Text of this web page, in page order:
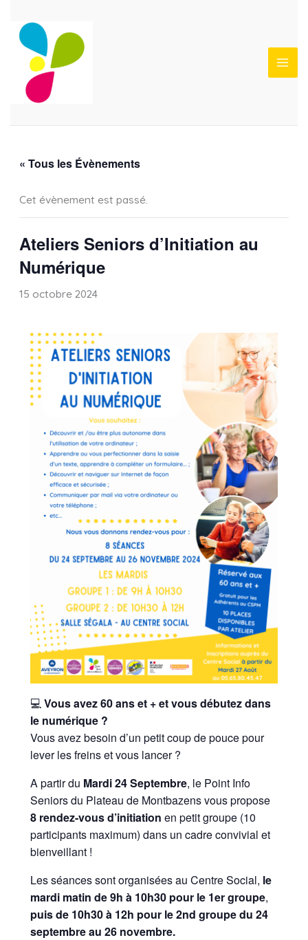
contenu
« Tous les Évènements
Cet évènement est passé.
Ateliers Seniors d’Initiation au
Numérique
15 octobre 2024
💻Vous avez 60 ans et + et vous débutez dans
le numérique ?
Vous avez besoin d’un petit coup de pouce pour
lever les freins et vous lancer ?
A partir du Mardi 24 Septembre, le Point Info
Seniors du Plateau de Montbazens vous propose
8 rendez-vous d’initiation en petit groupe (10
participants maximum) dans un cadre convivial et
bienveillant !
Les séances sont organisées au Centre Social, le
mardi matin de 9h à 10h30 pour le 1er groupe,
puis de 10h30 à 12h pour le 2nd groupe du 24
septembre au 26 novembre.